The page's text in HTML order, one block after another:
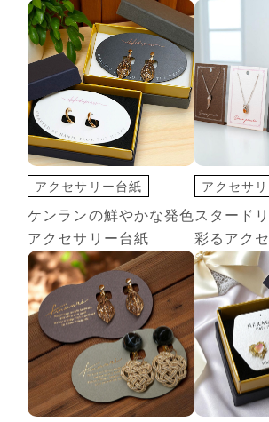
アクセサリー台紙
切込オプション
印刷+箔押し
変形カード
白インク 印刷
ケンランの鮮やかな発色
アクセサリー台紙
アクセサ
切込オプ
スタード
彩るアク